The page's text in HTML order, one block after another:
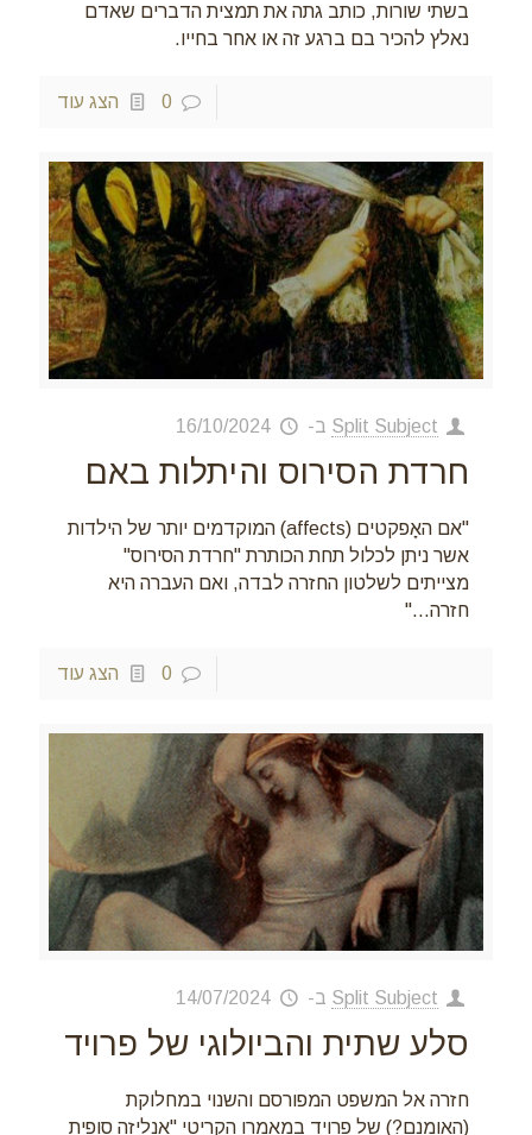
בשתי שורות, כותב גתה את תמצית הדברים שאדם
נאלץ להכיר בם ברגע זה או אחר בחייו.
0 הצג עוד
Split Subject ב- 16/10/2024
חרדת הסירוס והיתלות באם
"אם האָפקטים (affects) המוקדמים יותר של הילדות
אשר ניתן לכלול תחת הכותרת "חרדת הסירוס"
מצייתים לשלטון החזרה לבדה, ואם העברה היא
חזרה..."
0 הצג עוד
Split Subject ב- 14/07/2024
סלע שתית והביולוגי של פרויד
חזרה אל המשפט המפורסם והשנוי במחלוקת
(האומנם?) של פרויד במאמרו הקריטי "אנליזה סופית